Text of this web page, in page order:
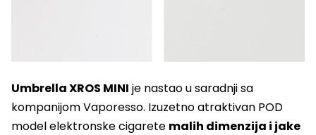
Umbrella XROS MINI je nastao u saradnji sa
kompanijom Vaporesso. Izuzetno atraktivan POD
model elektronske cigarete malih dimenzija i jake